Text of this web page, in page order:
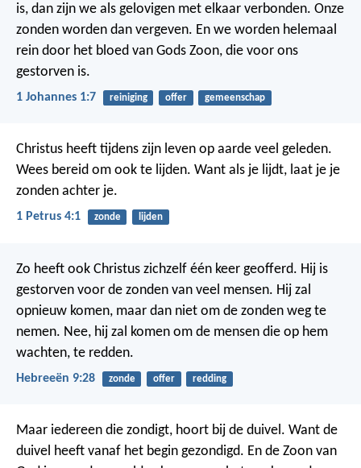
is, dan zijn we als gelovigen met elkaar verbonden. Onze
zonden worden dan vergeven. En we worden helemaal
rein door het bloed van Gods Zoon, die voor ons
gestorven is.
1 Johannes 1:7 reiniging offer gemeenschap
Christus heeft tijdens zijn leven op aarde veel geleden.
Wees bereid om ook te lijden. Want als je lijdt, laat je je
zonden achter je.
1 Petrus 4:1 zonde lijden
Zo heeft ook Christus zichzelf één keer geofferd. Hij is
gestorven voor de zonden van veel mensen. Hij zal
opnieuw komen, maar dan niet om de zonden weg te
nemen. Nee, hij zal komen om de mensen die op hem
wachten, te redden.
Hebreeën 9:28 zonde offer redding
Maar iedereen die zondigt, hoort bij de duivel. Want de
duivel heeft vanaf het begin gezondigd. En de Zoon van